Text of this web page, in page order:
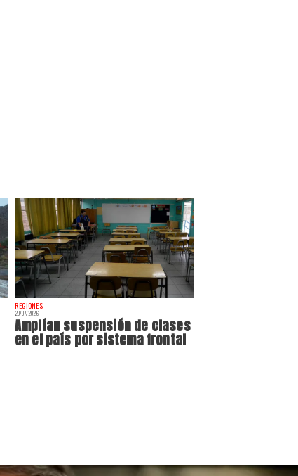
REGIONES
20/07/2026
Amplían suspensión de clases
en el país por sistema frontal